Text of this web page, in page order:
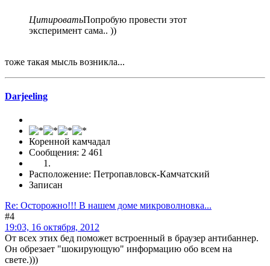
ЦитироватьПопробую провести этот
эксперимент сама.. ))
тоже такая мысль возникла...
Darjeeling
Коренной камчадал
Сообщения: 2 461
Расположение: Петропавловск-Камчатский
Записан
Re: Осторожно!!! В нашем доме микроволновка...
#4
19:03, 16 октября, 2012
От всех этих бед поможет встроенный в браузер антибаннер.
Он обрезает "шокирующую" информацию обо всем на
свете.)))